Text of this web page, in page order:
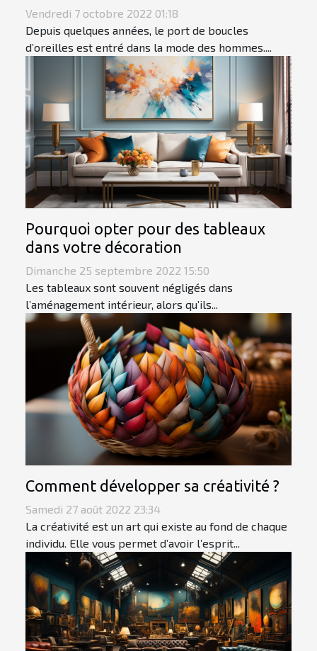
Vendredi 7 octobre 2022 01:18
Depuis quelques années, le port de boucles
d’oreilles est entré dans la mode des hommes....
Pourquoi opter pour des tableaux
dans votre décoration
Dimanche 25 septembre 2022 15:50
Les tableaux sont souvent négligés dans
l’aménagement intérieur, alors qu’ils...
Comment développer sa créativité ?
Samedi 27 août 2022 23:34
La créativité est un art qui existe au fond de chaque
individu. Elle vous permet d’avoir l’esprit...